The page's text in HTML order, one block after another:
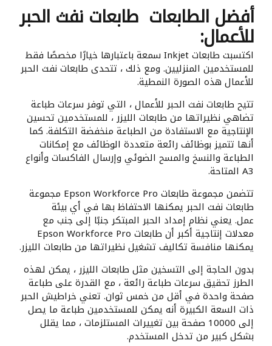
أفضل الطابعات طابعات نفث الحبر
للأعمال:
اكتسبت طابعات Inkjet سمعة باعتبارها خيارًا مخصصًا فقط
للمستخدمين المنزليين. ومع ذلك ، تتحدى طابعات نفث الحبر
للأعمال هذه الصورة النمطية.
تتيح طابعات نفث الحبر للأعمال ، التي توفر سرعات طباعة
تضاهي نظيراتها من طابعات الليزر ، للمستخدمين تحسين
الإنتاجية مع الاستفادة من الطباعة منخفضة التكلفة. كما
أنها تتميز بوظائف رائعة متعددة الوظائف مع إمكانات
الطباعة والنسخ والمسح الضوئي وإرسال الفاكسات وأنواع
A3 المتاحة.
تتضمن مجموعة طابعات Epson Workforce Pro مجموعة
طابعات نفث الحبر يمكنها الاحتفاظ بها في أي بيئة
عمل. يعني نظام إمداد الحبر المبتكر جنبًا إلى جنب مع
معدلات إنتاجية أكبر أن طابعات Epson Workforce Pro
يمكنها منافسة تكاليف تشغيل نظيراتها من طابعات الليزر.
بدون الحاجة إلى التسخين مثل طابعات الليزر ، يمكن لهذه
الطرز تحقيق سرعات طباعة رائعة ، مع القدرة على طباعة
صفحة واحدة في أقل من خمس ثوان. تعني خراطيش الحبر
ذات السعة الكبيرة أنه يمكن للمستخدمين طباعة ما يصل
إلى 10000 صفحة بين تغييرات المستلزمات ، مما يقلل
بشكل كبير من تدخل المستخدم.